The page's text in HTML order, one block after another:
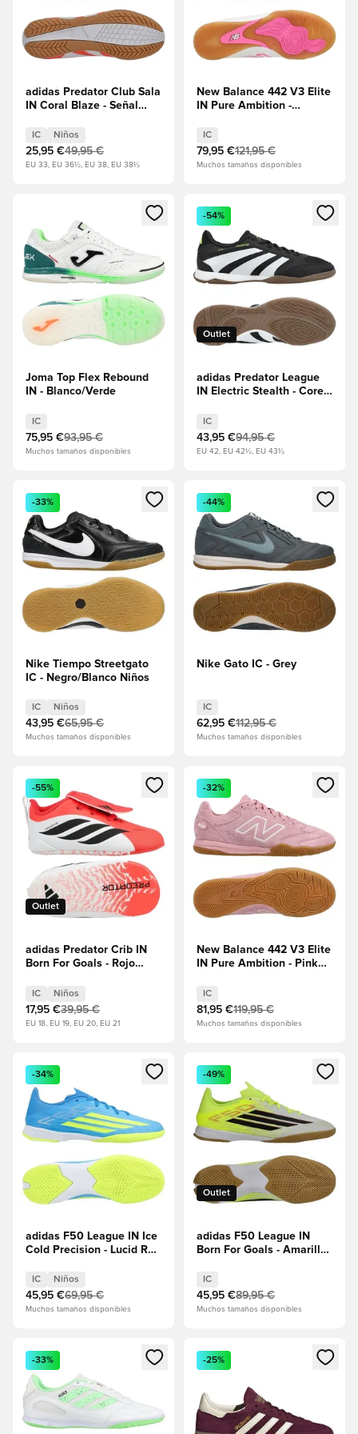
adidas Predator Club Sala
IN Coral Blaze - Señal
blanco/Beam Orange
Niños
IC Niños
25,95 €49,95 €
EU 33, EU 36½, EU 38, EU 38½
New Balance 442 V3 Elite
IN Pure Ambition -
IC
79,95 €121,95 €
Muchos tamaños disponibles
Abre un modal para iniciar sesión o registrarse como
Joma Top Flex Rebound
IN - Blanco/Verde
IC
75,95 €93,95 €
Muchos tamaños disponibles
Abre un modal para iniciar
Outlet
-54%
adidas Predator League
IN Electric Stealth - Core
blanco/Lucid Lemon
IC
43,95 €94,95 €
EU 42, EU 42½, EU 43½
Abre un modal para iniciar sesión o registrarse como
-33%
Nike Tiempo Streetgato
IC - Negro/Blanco Niños
IC Niños
43,95 €65,95 €
Muchos tamaños disponibles
Abre un modal para iniciar
-44%
Nike Gato IC - Grey
IC
62,95 €112,95 €
Muchos tamaños disponibles
Abre un modal para iniciar sesión o registrarse como
Outlet
-55%
adidas Predator Crib IN
Born For Goals - Rojo
Black/Calzado blanco
Niños
IC Niños
17,95 €39,95 €
EU 18, EU 19, EU 20, EU 21
Abre un modal para iniciar
-32%
New Balance 442 V3 Elite
IN Pure Ambition - Pink
IC
81,95 €119,95 €
Muchos tamaños disponibles
Abre un modal para iniciar sesión o registrarse como
-34%
adidas F50 League IN Ice
Cold Precision - Lucid Ray
Utility Aqua Niños
IC Niños
45,95 €69,95 €
Muchos tamaños disponibles
Abre un modal para iniciar
Outlet
-49%
adidas F50 League IN
Born For Goals - Amarillo
lúcido
IC
45,95 €89,95 €
Muchos tamaños disponibles
Abre un modal para iniciar sesión o registrarse como
-33%
Abre un modal para iniciar
-25%